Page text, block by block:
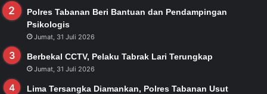
Polres Tabanan Beri Bantuan dan Pendampingan
Psikologis
Jumat, 31 Juli 2026
Berbekal CCTV, Pelaku Tabrak Lari Terungkap
Jumat, 31 Juli 2026
Lima Tersangka Diamankan, Polres Tabanan Usut